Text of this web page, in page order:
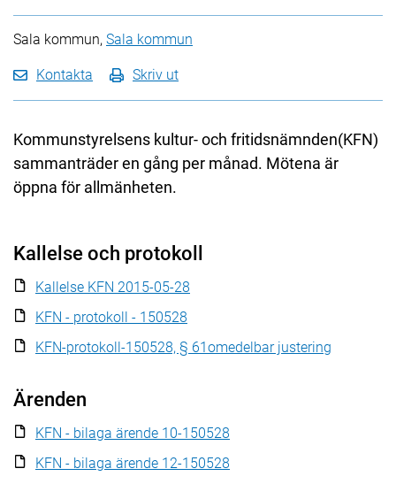
Sala kommun, Sala kommun
Kontakta Skriv ut
Kommunstyrelsens kultur- och fritidsnämnden(KFN)
sammanträder en gång per månad. Mötena är
öppna för allmänheten.
Kallelse och protokoll
Kallelse KFN 2015-05-28
KFN - protokoll - 150528
KFN-protokoll-150528, § 61omedelbar justering
Ärenden
KFN - bilaga ärende 10-150528
KFN - bilaga ärende 12-150528